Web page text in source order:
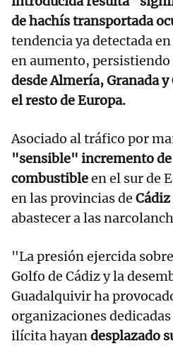
de hachís transportada
tendencia ya detectada
en aumento, persistiendo
desde Almería, Granada
el resto de Europa.
Asociado al tráfico por
"sensible" incremento
combustibleen el sur de
en las provincias de
abastecer a las
"La presión ejercida
Golfo de Cádiz y la
Guadalquivir ha
organizaciones
ilícita hayandesplazado